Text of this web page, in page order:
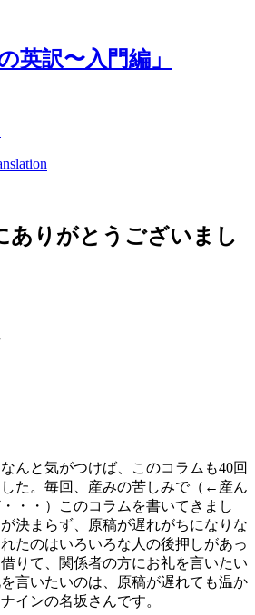
英訳〜入門編」
ありがとうございまし
んと気がつけば、このコラムも40回
た。毎回、産みの苦しみで（←産ん
・・）このコラムを書いてきまし
決まらず、原稿が遅れがちになりな
たのはいろいろな人の後押しがあっ
りて、関係者の方にお礼を言いたい
言いたいのは、原稿が遅れても温か
インの名坂さんです。